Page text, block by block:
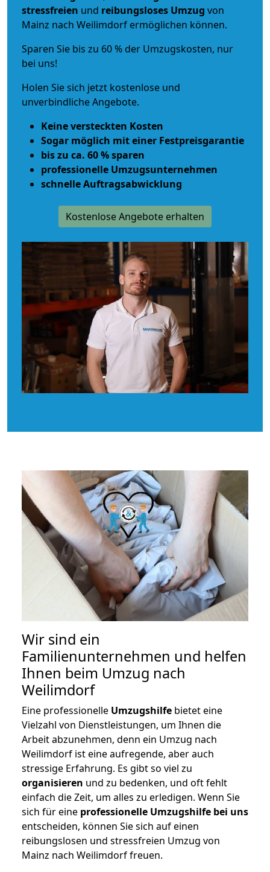
stressfreien und reibungsloses Umzug von
Mainz nach Weilimdorf ermöglichen können.
Sparen Sie bis zu 60 % der Umzugskosten, nur
bei uns!
Holen Sie sich jetzt kostenlose und
unverbindliche Angebote.
Keine versteckten Kosten
Sogar möglich mit einer Festpreisgarantie
bis zu ca. 60 % sparen
professionelle Umzugsunternehmen
schnelle Auftragsabwicklung
Kostenlose Angebote erhalten
Wir sind ein
Familienunternehmen und helfen
Ihnen beim Umzug nach
Weilimdorf
Eine professionelle Umzugshilfe bietet eine
Vielzahl von Dienstleistungen, um Ihnen die
Arbeit abzunehmen, denn ein Umzug nach
Weilimdorf ist eine aufregende, aber auch
stressige Erfahrung. Es gibt so viel zu
organisieren und zu bedenken, und oft fehlt
einfach die Zeit, um alles zu erledigen. Wenn Sie
sich für eine professionelle Umzugshilfe bei uns
entscheiden, können Sie sich auf einen
reibungslosen und stressfreien Umzug von
Mainz nach Weilimdorf freuen.